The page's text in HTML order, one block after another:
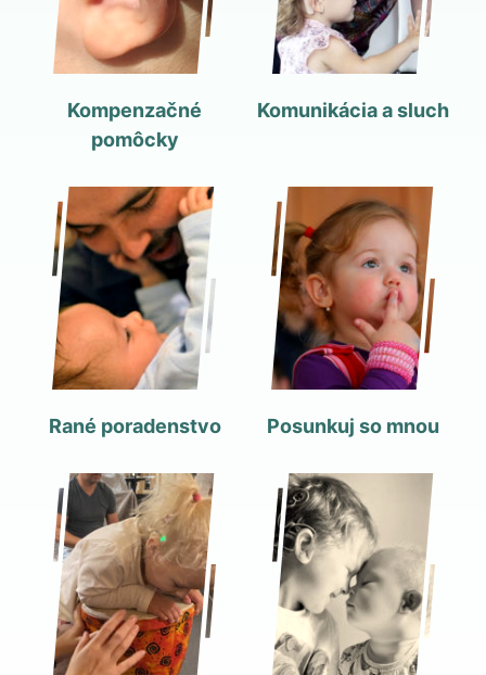
Kompenzačné
pomôcky
Komunikácia a sluch
Rané poradenstvo Posunkuj so mnou